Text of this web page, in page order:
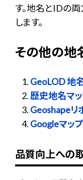
す。地名とIDの
します。
その他の地
GeoLOD 地
歴史地名マッ
Geoshapeリ
Googleマッ
品質向上への